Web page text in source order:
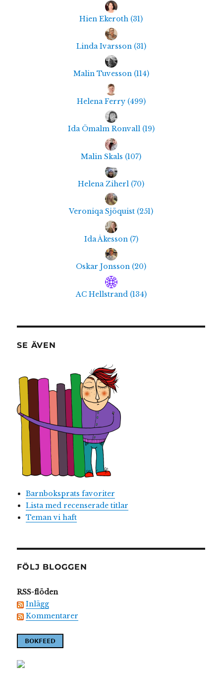
Hien Ekeroth (31)
Linda Ivarsson (31)
Malin Tuvesson (114)
Helena Ferry (499)
Ida Ömalm Ronvall (19)
Malin Skals (107)
Helena Ziherl (70)
Veroniqa Sjöquist (251)
Ida Åkesson (7)
Oskar Jonsson (20)
AC Hellstrand (134)
SE ÄVEN
Barnboksprats favoriter
Lista med recenserade titlar
Teman vi haft
FÖLJ BLOGGEN
RSS-flöden
Inlägg
Kommentarer